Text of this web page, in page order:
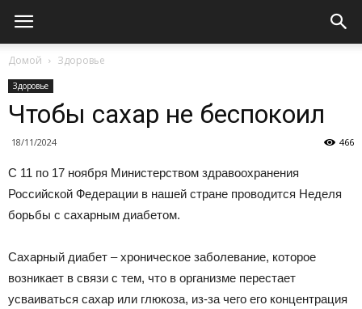
Домой Здоровье
Здоровье
Чтобы сахар не беспокоил
18/11/2024 466
С 11 по 17 ноября Министерством здравоохранения
Российской Федерации в нашей стране проводится Неделя
борьбы с сахарным диабетом.
Сахарный диабет – хроническое заболевание, которое
возникает в связи с тем, что в организме перестает
усваиваться сахар или глюкоза, из-за чего его концентрация